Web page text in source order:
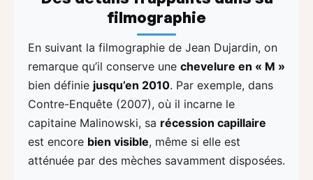
filmographie
En suivant la filmographie de Jean Dujardin, on
remarque qu’il conserve une chevelure en « M »
bien définie jusqu’en 2010. Par exemple, dans
Contre-Enquête (2007), où il incarne le
capitaine Malinowski, sa récession capillaire
est encore bien visible, même si elle est
atténuée par des mèches savamment disposées.